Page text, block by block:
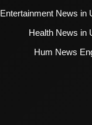
Entertainment News in
Health News in
Hum News